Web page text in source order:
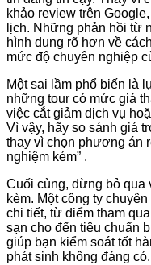
khảo review trên
lịch. Những phản hồi từ
hình dung rõ hơn về
mức độ chuyên nghiệp
Một sai lầm phổ biến là
những tour có mức giá
việc cắt giảm dịch vụ
Vì vậy, hãy so sánh giá
thay vì chọn phương án
nghiệm kém” .
Cuối cùng, đừng bỏ qua
kèm. Một công ty
chi tiết, từ điểm tham
sạn cho đến tiêu chuẩn
giúp bạn kiểm soát tốt
phát sinh không đáng có.